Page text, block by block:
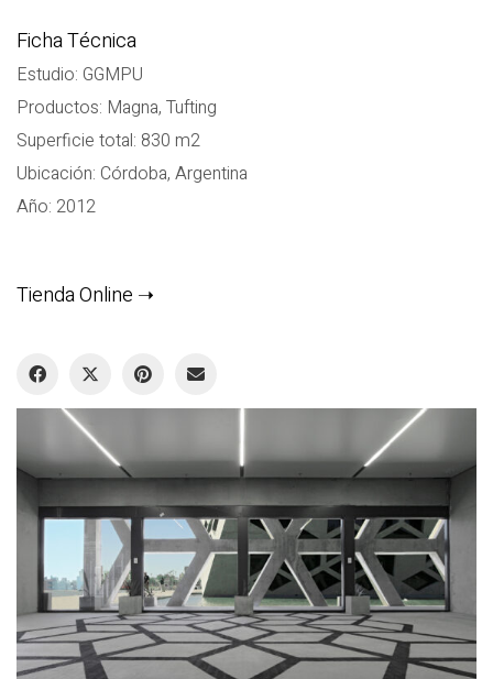
Ficha Técnica
Estudio: GGMPU
Productos: Magna, Tufting
Superficie total: 830 m2
Ubicación: Córdoba, Argentina
Año: 2012
Tienda Online